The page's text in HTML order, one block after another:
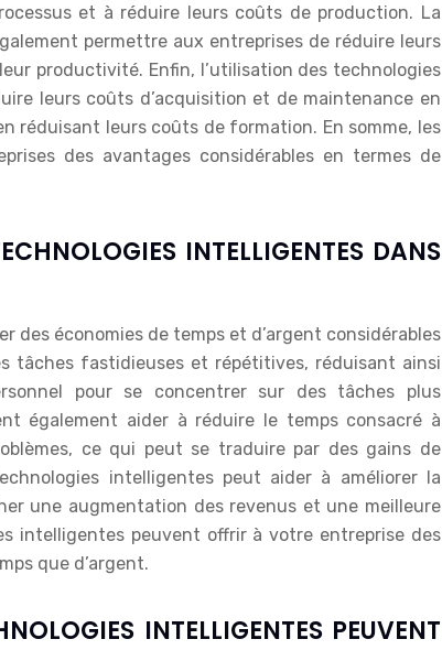
et à réduire leurs coûts de production. La
permettre aux entreprises de réduire leurs
productivité. Enfin, l’utilisation des technologies
leurs coûts d’acquisition et de maintenance en
réduisant leurs coûts de formation. En somme, les
des avantages considérables en termes de
INTELLIGENTES DANS
des économies de temps et d’argent considérables
tâches fastidieuses et répétitives, réduisant ainsi
pour se concentrer sur des tâches plus
également aider à réduire le temps consacré à
ce qui peut se traduire par des gains de
intelligentes peut aider à améliorer la
une augmentation des revenus et une meilleure
intelligentes peuvent offrir à votre entreprise des
que d’argent.
INTELLIGENTES PEUVENT